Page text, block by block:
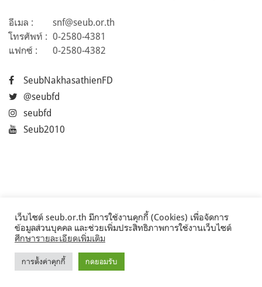
อีเมล :
snf@seub.or.th
โทรศัพท์ : 0-2580-4381
แฟกซ์ :
0-2580-4382
SeubNakhasathienFD
@seubfd
seubfd
Seub2010
©2017 Seub.or.th
เว็บไซต์ seub.or.th มีการใช้งานคุกกี้ (Cookies) เพื่อจัดการ
ข้อมูลส่วนบุคคล และช่วยเพิ่มประสิทธิภาพการใช้งานเว็บไซต์
ศึกษารายละเอียดเพิ่มเติม
การตั้งค่าคุกกี้ กดยอมรับ